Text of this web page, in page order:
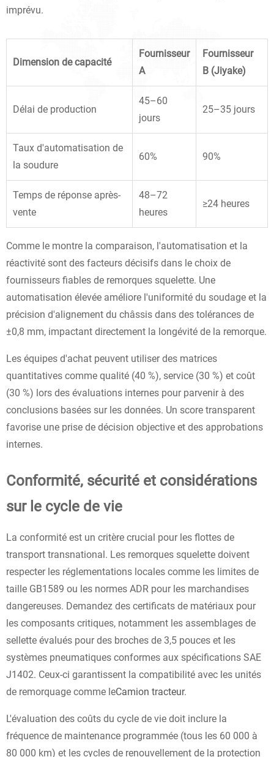
imprévu.
Dimension de capacité
Fournisseur
A
Fournisseur
B (Jiyake)
Délai de production
45–60
jours
25–35 jours
Taux d'automatisation de
la soudure
60% 90%
Temps de réponse après-
vente
48–72
heures
≥24 heures
Comme le montre la comparaison, l'automatisation et la
réactivité sont des facteurs décisifs dans le choix de
fournisseurs fiables de remorques squelette. Une
automatisation élevée améliore l'uniformité du soudage et la
précision d'alignement du châssis dans des tolérances de
±0,8 mm, impactant directement la longévité de la remorque.
Les équipes d'achat peuvent utiliser des matrices
quantitatives comme qualité (40 %), service (30 %) et coût
(30 %) lors des évaluations internes pour parvenir à des
conclusions basées sur les données. Un score transparent
favorise une prise de décision objective et des approbations
internes.
Conformité, sécurité et considérations
sur le cycle de vie
La conformité est un critère crucial pour les flottes de
transport transnational. Les remorques squelette doivent
respecter les réglementations locales comme les limites de
taille GB1589 ou les normes ADR pour les marchandises
dangereuses. Demandez des certificats de matériaux pour
les composants critiques, notamment les assemblages de
sellette évalués pour des broches de 3,5 pouces et les
systèmes pneumatiques conformes aux spécifications SAE
J1402. Ceux-ci garantissent la compatibilité avec les unités
de remorquage comme leCamion tracteur.
L'évaluation des coûts du cycle de vie doit inclure la
fréquence de maintenance programmée (tous les 60 000 à
80 000 km) et les cycles de renouvellement de la protection